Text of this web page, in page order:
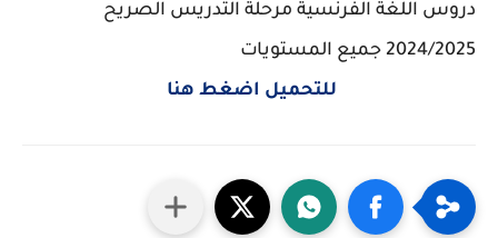
دروس اللغة الفرنسية مرحلة التدريس الصريح
2024/2025 جميع المستويات
للتحميل اضغط هنا